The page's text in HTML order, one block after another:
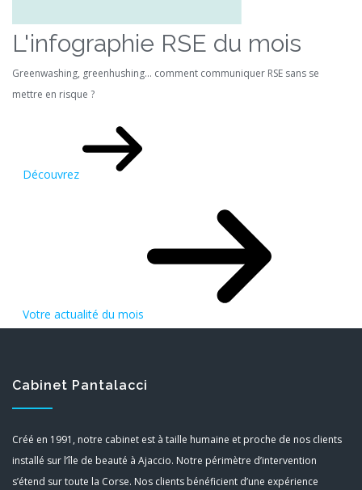
L'infographie RSE du mois
Greenwashing, greenhushing… comment communiquer RSE sans se
mettre en risque ?
Découvrez
Votre actualité du mois
Cabinet Pantalacci
Créé en 1991, notre cabinet est à taille humaine et proche de nos clients
installé sur l’île de beauté à Ajaccio. Notre périmètre d’intervention
s’étend sur toute la Corse. Nos clients bénéficient d’une expérience